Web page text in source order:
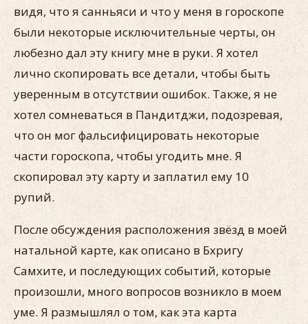
видя, что я санньяси и что у меня в гороскопе
были некоторые исключительные черты, он
любезно дал эту книгу мне в руки. Я хотел
лично скопировать все детали, чтобы быть
уверенным в отсутствии ошибок. Также, я не
хотел сомневаться в Пандитджи, подозревая,
что он мог фальсифицировать некоторые
части гороскопа, чтобы угодить мне. Я
скопировал эту карту и заплатил ему 10
рупий.
После обсуждения расположения звёзд в моей
натальной карте, как описано в Бхригу
Самхите, и последующих событий, которые
произошли, много вопросов возникло в моем
уме. Я размышлял о том, как эта карта